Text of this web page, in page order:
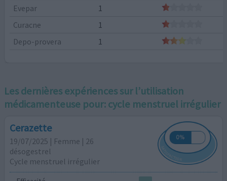
Evepar
1
Curacne
1
Depo-provera
1
Les dernières expériences sur l’utilisation
médicamenteuse pour:cycle menstruel irrégulier
Cerazette
19/07/2025 | Femme | 26
désogestrel
Cycle menstruel irrégulier